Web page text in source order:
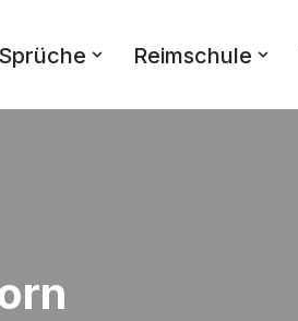
Sprüche Reimschule